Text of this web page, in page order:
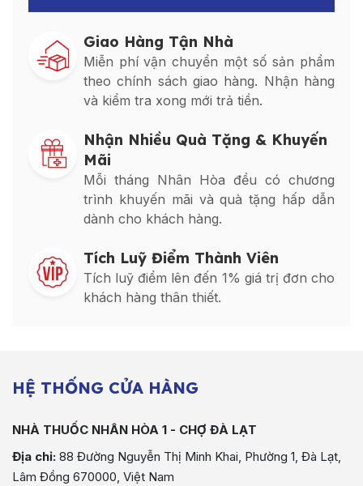
Giao Hàng Tận Nhà
Miễn phí vận chuyển một số sản phẩm
theo chính sách giao hàng. Nhận hàng
và kiểm tra xong mới trả tiền.
Nhận Nhiều Quà Tặng & Khuyến
Mãi
Mỗi tháng Nhân Hòa đều có chương
trình khuyến mãi và quà tặng hấp dẫn
dành cho khách hàng.
Tích Luỹ Điểm Thành Viên
Tích luỹ điểm lên đến 1% giá trị đơn cho
khách hàng thân thiết.
HỆ THỐNG CỬA HÀNG
NHÀ THUỐC NHÂN HÒA 1 - CHỢ ĐÀ LẠT
Địa chỉ: 88 Đường Nguyễn Thị Minh Khai, Phường 1, Đà Lạt,
Lâm Đồng 670000, Việt Nam